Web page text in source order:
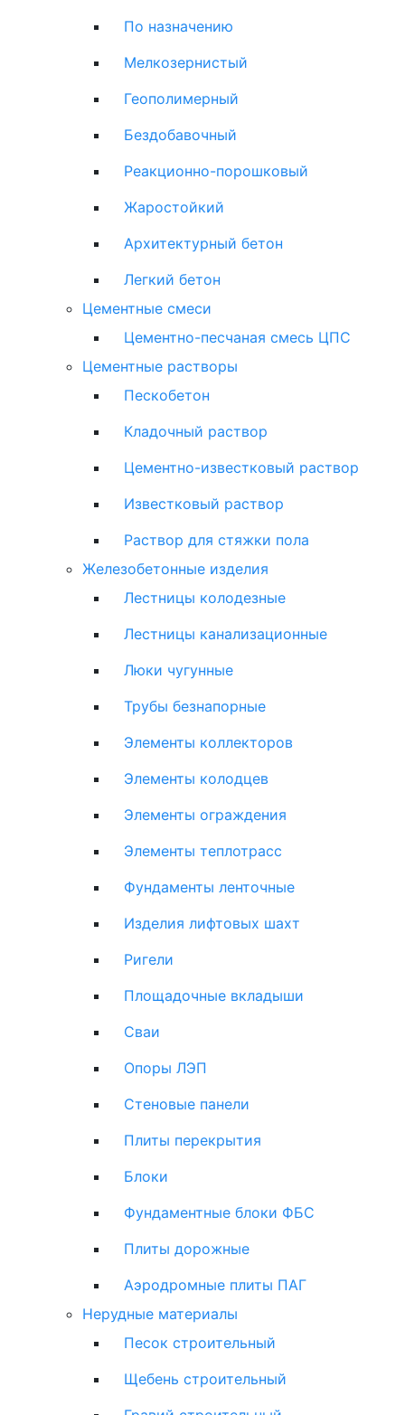
По назначению
Мелкозернистый
Геополимерный
Бездобавочный
Реакционно-порошковый
Жаростойкий
Архитектурный бетон
Легкий бетон
Цементные смеси
Цементно-песчаная смесь ЦПС
Цементные растворы
Пескобетон
Кладочный раствор
Цементно-известковый раствор
Известковый раствор
Раствор для стяжки пола
Железобетонные изделия
Лестницы колодезные
Лестницы канализационные
Люки чугунные
Трубы безнапорные
Элементы коллекторов
Элементы колодцев
Элементы ограждения
Элементы теплотрасс
Фундаменты ленточные
Изделия лифтовых шахт
Ригели
Площадочные вкладыши
Сваи
Опоры ЛЭП
Стеновые панели
Плиты перекрытия
Блоки
Фундаментные блоки ФБС
Плиты дорожные
Аэродромные плиты ПАГ
Нерудные материалы
Песок строительный
Щебень строительный